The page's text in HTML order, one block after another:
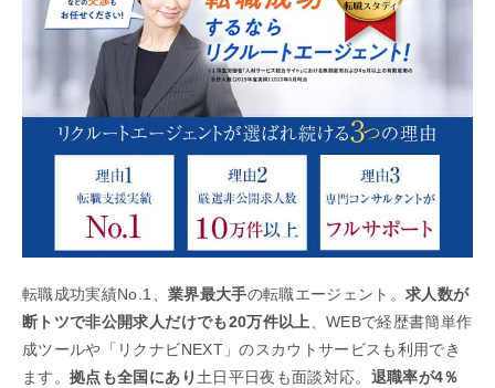
転職成功実績No.1、 業界最大手の転職エージェント。求人数が
断トツで非公開求人だけでも20万件以上
、WEBで経歴書簡単作
成ツールや「リクナビNEXT」のスカウトサービスも利用でき
ます。拠点も全国にあり 土日平日夜も面談対応。 退職率が4％